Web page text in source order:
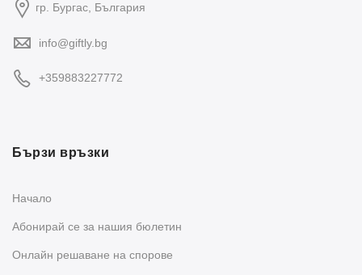
гр. Бургас, България
info@giftly.bg
+359883227772
Бързи връзки
Начало
Абонирай се за нашия бюлетин
Oнлайн решаване на спорове